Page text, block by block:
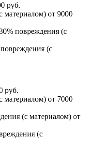
руб.
материалом) от 9000
повреждения (с
(с
руб.
материалом) от 7000
(с материалом) от
(с